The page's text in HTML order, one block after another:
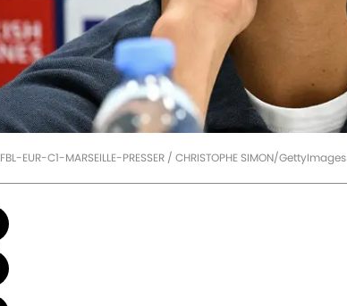
FBL-EUR-C1-MARSEILLE-PRESSER / CHRISTOPHE SIMON/GettyImages